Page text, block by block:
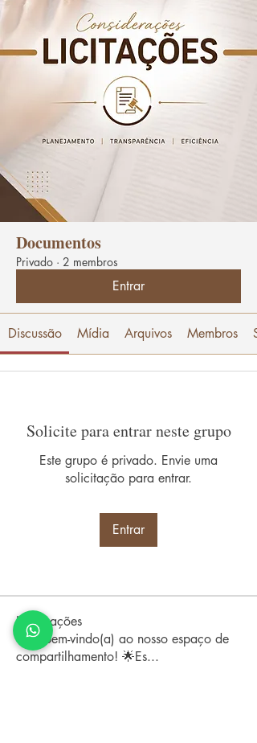
Documentos
Privado · 2 membros
Entrar
Discussão Mídia Arquivos Membros
Solicite para entrar neste grupo
Este grupo é privado. Envie uma
solicitação para entrar.
Entrar
Informações
Seja bem-vindo(a) ao nosso espaço de
compartilhamento! 🌟Es...